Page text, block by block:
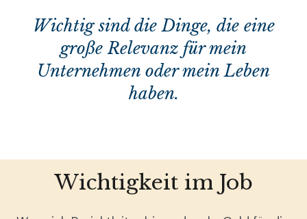
Wichtig sind die Dinge, die eine
große Relevanz für mein
Unternehmen oder mein Leben
haben.
Wichtigkeit im Job